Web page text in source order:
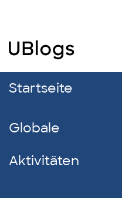
Startseite
Globale
Aktivitäten